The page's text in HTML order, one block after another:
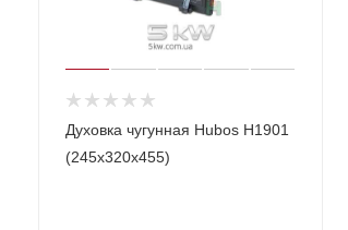
Духовка чугунная Hubos Н1901
(245х320х455)